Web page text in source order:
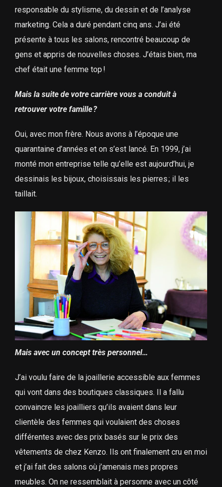
responsable du stylisme, du dessin et de l’analyse
marketing. Cela a duré pendant cinq ans. J’ai été
présente à tous les salons, rencontré beaucoup de
gens et appris de nouvelles choses. J’étais bien, ma
chef était une femme top !
Mais la suite de votre carrière vous a conduit à
retrouver votre famille ?
Oui, avec mon frère. Nous avons à l’époque une
quarantaine d’années et on s’est lancé. En 1999, j’ai
monté mon entreprise telle qu’elle est aujourd’hui, je
dessinais les bijoux, choisissais les pierres ; il les
taillait.
Mais avec un concept très personnel…
J’ai voulu faire de la joaillerie accessible aux femmes
qui vont dans des boutiques classiques. Il a fallu
convaincre les joailliers qu’ils avaient dans leur
clientèle des femmes qui voulaient des choses
différentes avec des prix basés sur le prix des
vêtements de chez Kenzo. Ils ont finalement cru en moi
et j’ai fait des salons où j’amenais mes propres
meubles. On ne ressemblait à personne avec un côté